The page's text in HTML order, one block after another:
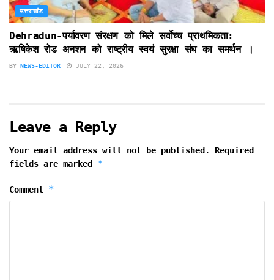
उत्तराखंड
Dehradun-पर्यावरण संरक्षण को मिले सर्वोच्च प्राथमिकता:
ऋषिकेश रोड अनशन को राष्ट्रीय स्वयं सुरक्षा संघ का समर्थन ।
BY NEWS-EDITOR JULY 22, 2026
Leave a Reply
Your email address will not be published.
Required
fields are marked *
Comment *